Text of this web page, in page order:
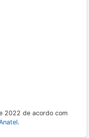
2022 de acordo com
.